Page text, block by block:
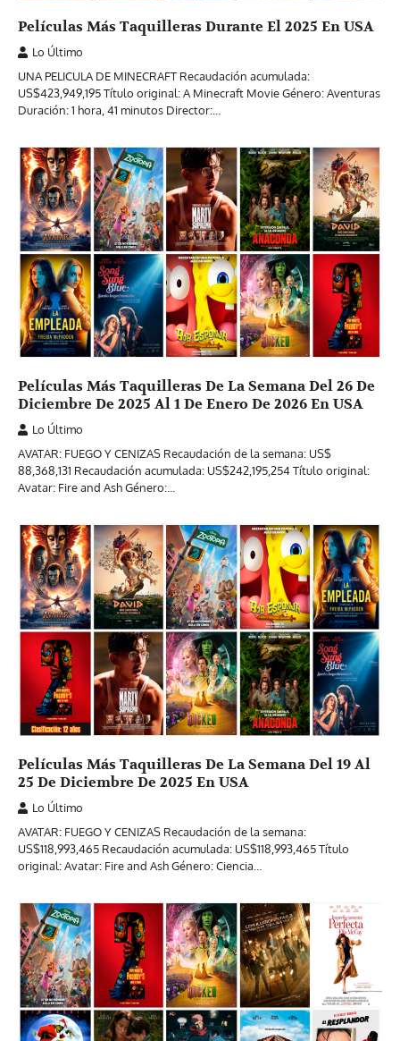
Películas Más Taquilleras Durante El 2025 En USA
Lo Último
UNA PELICULA DE MINECRAFT Recaudación acumulada:
US$423,949,195 Título original: A Minecraft Movie Género: Aventuras
Duración: 1 hora, 41 minutos Director:…
Películas Más Taquilleras De La Semana Del 26 De
Diciembre De 2025 Al 1 De Enero De 2026 En USA
Lo Último
AVATAR: FUEGO Y CENIZAS Recaudación de la semana: US$
88,368,131 Recaudación acumulada: US$242,195,254 Título original:
Avatar: Fire and Ash Género:…
Películas Más Taquilleras De La Semana Del 19 Al
25 De Diciembre De 2025 En USA
Lo Último
AVATAR: FUEGO Y CENIZAS Recaudación de la semana:
US$118,993,465 Recaudación acumulada: US$118,993,465 Título
original: Avatar: Fire and Ash Género: Ciencia…